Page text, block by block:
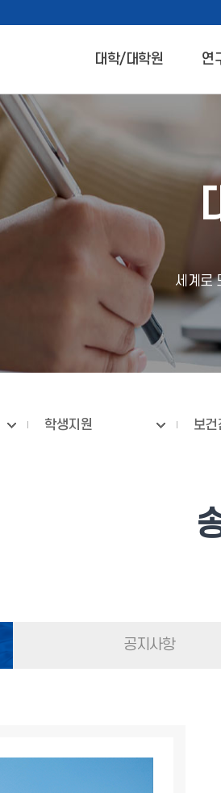
대학/대학원 연
세계로
학생지원 보건
공지사항